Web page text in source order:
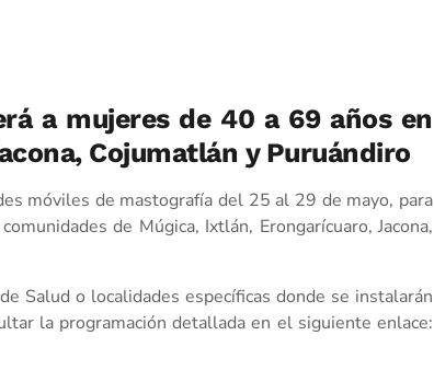
a mujeres de 40 a 69 años en
Cojumatlán y Puruándiro
móviles de mastografía del 25 al 29 de mayo, para
de Múgica, Ixtlán, Erongarícuaro, Jacona,
Salud o localidades específicas donde se instalarán
la programación detallada en el siguiente enlace: